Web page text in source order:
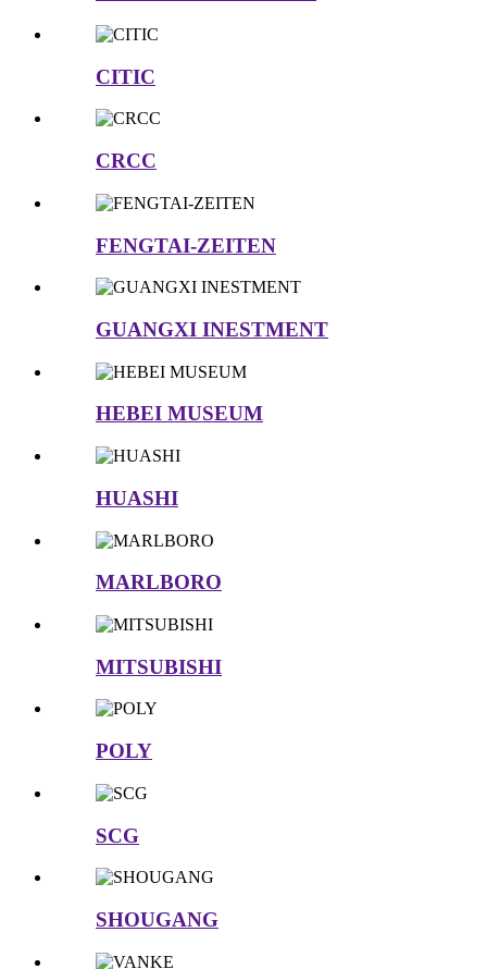
CITIC
CRCC
FENGTAI-ZEITEN
GUANGXI INESTMENT
HEBEI MUSEUM
HUASHI
MARLBORO
MITSUBISHI
POLY
SCG
SHOUGANG